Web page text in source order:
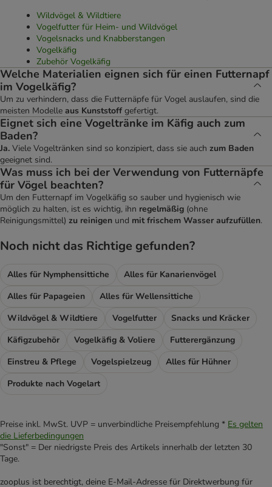
Wildvögel & Wildtiere
Vogelfutter für Heim- und Wildvögel
Vogelsnacks und Knabberstangen
Vogelkäfig
Zubehör Vogelkäfig
Welche Materialien eignen sich für einen Futternapf
im Vogelkäfig?
Um zu verhindern, dass die Futternäpfe für Vogel auslaufen, sind die
meisten Modelle aus Kunststoffgefertigt.
Eignet sich eine Vogeltränke im Käfig auch zum
Baden?
Ja. Viele Vogeltränken sind so konzipiert, dass sie auch zum Baden
geeignet sind.
Was muss ich bei der Verwendung von Futternäpfe
für Vögel beachten?
Um den Futternapf im Vogelkäfig so sauber und hygienisch wie
möglich zu halten, ist es wichtig, ihn regelmäßig (ohne
Reinigungsmittel) zu reinigen und mit frischem Wasser aufzufüllen.
Noch nicht das Richtige gefunden?
Alles für Nymphensittiche
Alles für Kanarienvögel
Alles für Papageien
Alles für Wellensittiche
Wildvögel & Wildtiere
Vogelfutter
Snacks und Kräcker
Käfigzubehör
Vogelkäfig & Voliere
Futterergänzung
Einstreu & Pflege
Vogelspielzeug
Alles für Hühner
Produkte nach Vogelart
Preise inkl. MwSt. UVP = unverbindliche Preisempfehlung * Es gelten
die Lieferbedingungen
"Sonst" = Der niedrigste Preis des Artikels innerhalb der letzten 30
Tage.
zooplus ist berechtigt, deine E-Mail-Adresse für Direktwerbung für